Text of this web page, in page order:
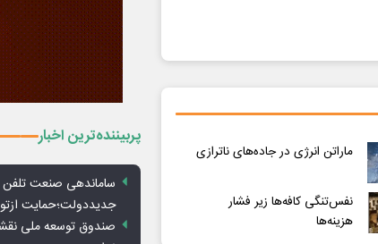
ماراتن انرژی در جاده‌های ناترازی
نفس‌تنگی کافه‌ها زیر فشار
هزینه‌ها
پربیننده‌ترین اخبار
ساماندهی صنعت تلفن
جدیددولت؛حمایت
صندوق توسعه ملی